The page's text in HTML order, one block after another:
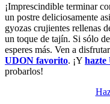
¡Imprescindible terminar
un postre deliciosamente
gyozas crujientes rellenas
un toque de tajín. Si sólo
esperes más. Ven a
UDON favorito. ¡Y hazte
probarlos!